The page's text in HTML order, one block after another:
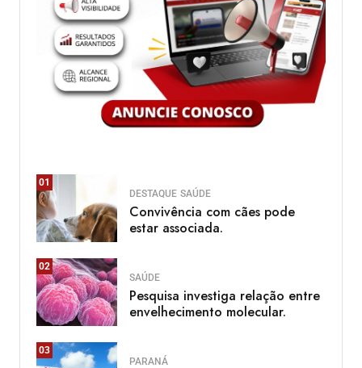
01
DESTAQUE SAÚDE
Convivência com cães pode
estar associada.
02
SAÚDE
Pesquisa investiga relação entre
envelhecimento molecular.
03
PARANÁ